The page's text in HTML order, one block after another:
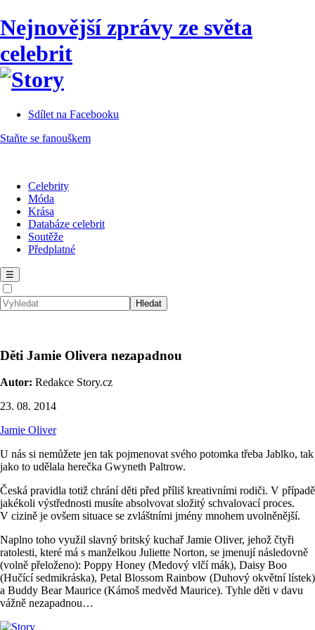
Nejnovější zprávy ze světa
celebrit
Sdílet na Facebooku
Staňte se fanouškem
Celebrity
Móda
Krása
Databáze celebrit
Soutěže
Předplatné
☰
Děti Jamie Olivera nezapadnou
Autor: Redakce Story.cz
23. 08. 2014
Jamie Oliver
U nás si nemůžete jen tak pojmenovat svého potomka třeba Jablko, tak
jako to udělala herečka Gwyneth Paltrow.
Česká pravidla totiž chrání děti před příliš kreativními rodiči. V případě
jakékoli výstřednosti musíte absolvovat složitý schvalovací proces.
V cizině je ovšem situace se zvláštními jmény mnohem uvolněnější.
Naplno toho využil slavný britský kuchař Jamie Oliver, jehož čtyři
ratolesti, které má s manželkou Juliette Norton, se jmenují následovně
(volně přeloženo): Poppy Honey (Medový vlčí mák), Daisy Boo
(Hučící sedmikráska), Petal Blossom Rainbow (Duhový okvětní lístek)
a Buddy Bear Maurice (Kámoš medvěd Maurice). Tyhle děti v davu
vážně nezapadnou…